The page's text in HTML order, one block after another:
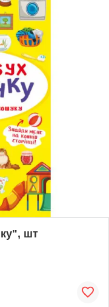
шт